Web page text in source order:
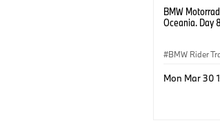
BMW
Oceania. Day 8
BMW Rider
Mon Mar 30